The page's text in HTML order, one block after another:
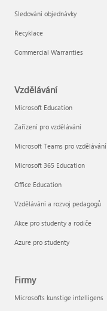
Sledování objednávky
Recyklace
Commercial Warranties
Vzdělávání
Microsoft Education
Zařízení pro vzdělávání
Microsoft Teams pro vzdělávání
Microsoft 365 Education
Office Education
Vzdělávání a rozvoj pedagogů
Akce pro studenty a rodiče
Azure pro studenty
Firmy
Microsofts kunstige intelligens